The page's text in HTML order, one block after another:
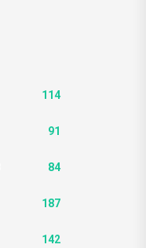
114
91
84
187
142